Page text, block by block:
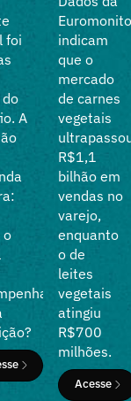
foi
A
o
indicam
que o
mercado
de carnes
vegetais
R$1,1
bilhão em
vendas no
varejo,
enquanto
o de
leites
vegetais
atingiu
R$700
milhões.
Acesse